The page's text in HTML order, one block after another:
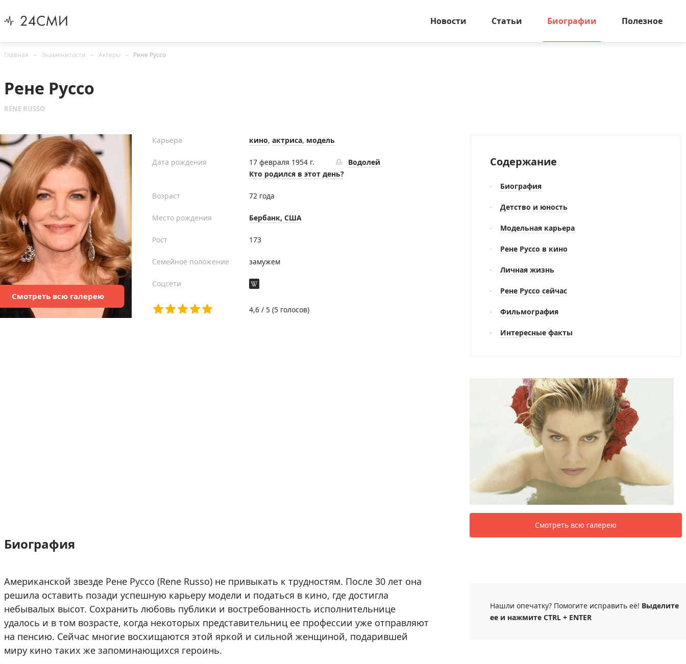
Новости Статьи Биографии Полезное
Главная Знаменитости Актеры Рене Руссо
Рене Руссо
RENE RUSSO
Смотреть всюгалерею
Карьера кино, актриса, модель
Дата рождения 17 февраля 1954 г.
Водолей
Кто родился в этот день?
Возраст 72 года
Место рождения Бербанк, США
Рост 173
Семейное положение замужем
Соцсети
4,6 / 5 (5 голосов)
Биография
Американской звезде Рене Руссо (Rene Russo) не привыкать к трудностям. После 30 лет она
решила оставить позади успешную карьеру модели и податься в кино, где достигла
небывалых высот. Сохранить любовь публики и востребованность исполнительнице
удалось и в том возрасте, когда некоторых представительниц ее профессии уже отправляют
на пенсию. Сейчас многие восхищаются этой яркой и сильной женщиной, подарившей
миру кино таких же запоминающихся героинь.
Содержание
Биография
Детство и юность
Модельная карьера
Рене Руссо в кино
Личная жизнь
Рене Руссо сейчас
Фильмография
Интересные факты
Смотреть всю галерею
Нашли опечатку? Помогите исправить её! Выделите
ее и нажмите CTRL + ENTER